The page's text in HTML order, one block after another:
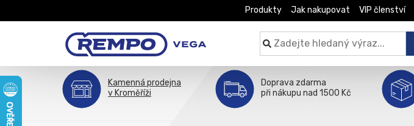
Produkty Jak nakupovat VIP členství
Kamenná prodejna
v Kroměříži
Doprava zdarma
při nákupu nad 1500 Kč